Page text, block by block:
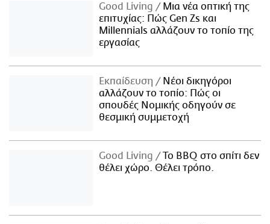
Good Living
Μια νέα οπτική της
επιτυχίας: Πώς Gen Zs και
Millennials αλλάζουν το τοπίο της
εργασίας
Εκπαίδευση
Νέοι δικηγόροι
αλλάζουν το τοπίο: Πώς οι
σπουδές Νομικής οδηγούν σε
θεσμική συμμετοχή
Good Living
Το BBQ στο σπίτι δεν
θέλει χώρο. Θέλει τρόπο.